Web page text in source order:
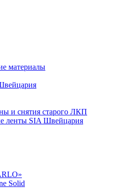
материалы
и снятия старого ЛКП
ленты SIA Швейцария
Solid